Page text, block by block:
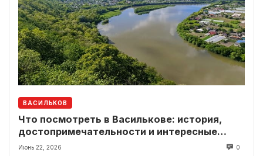
ВАСИЛЬКОВ
Что посмотреть в Василькове: история,
достопримечательности и интересные
локации рядом
Июнь 22, 2026 0